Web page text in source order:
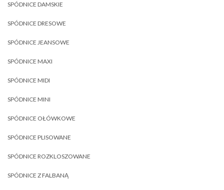
SPÓDNICE DAMSKIE
SPÓDNICE DRESOWE
SPÓDNICE JEANSOWE
SPÓDNICE MAXI
SPÓDNICE MIDI
SPÓDNICE MINI
SPÓDNICE OŁÓWKOWE
SPÓDNICE PLISOWANE
SPÓDNICE ROZKLOSZOWANE
SPÓDNICE Z FALBANĄ